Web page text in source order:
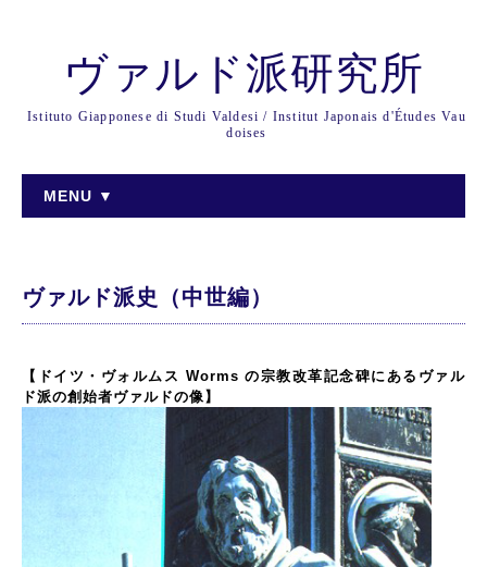
ヴァルド派研究所
Istituto Giapponese di Studi Valdesi / Institut Japonais d'Études Vau
doises
MENU ▼
ヴァルド派史（中世編）
【ドイツ・ヴォルムス Worms の宗教改革記念碑にあるヴァル
ド派の創始者ヴァルドの像】